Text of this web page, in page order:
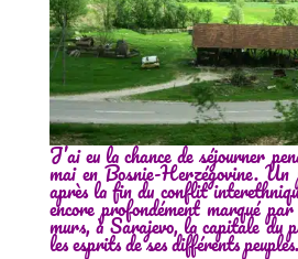
J’ai eu la chance de séjourner
mai en Bosnie-Herzégovine. Un
après la fin du conflit
encore profondément marqué
murs, à Sarajevo, la capitale du
les esprits de ses différents peuples.